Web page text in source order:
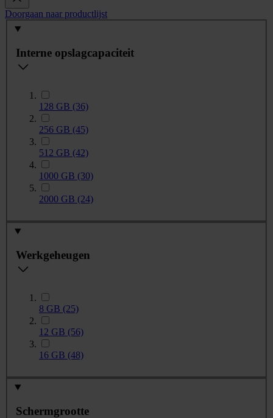
Doorgaan naar productlijst
Interne opslagcapaciteit
128 GB (36)
256 GB (45)
512 GB (42)
1000 GB (30)
2000 GB (24)
Werkgeheugen
8 GB (25)
12 GB (56)
16 GB (48)
Schermgrootte